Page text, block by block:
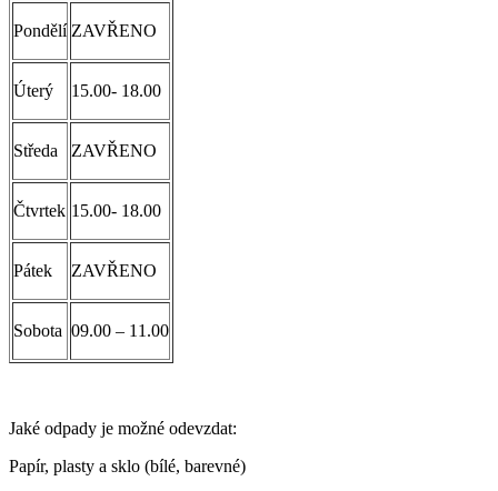
Pondělí ZAVŘENO
Úterý 15.00- 18.00
Středa ZAVŘENO
Čtvrtek 15.00- 18.00
Pátek ZAVŘENO
Sobota 09.00 – 11.00
Jaké odpady je možné odevzdat:
Papír, plasty a sklo (bílé, barevné)